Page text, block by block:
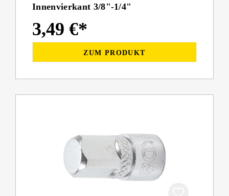
Innenvierkant 3/8"-1/4"
3,49 €*
ZUM PRODUKT